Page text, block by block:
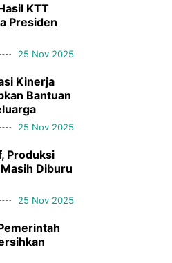
KTT
Presiden
25 Nov 2025
Kinerja
Bantuan
25 Nov 2025
Produksi
Diburu
25 Nov 2025